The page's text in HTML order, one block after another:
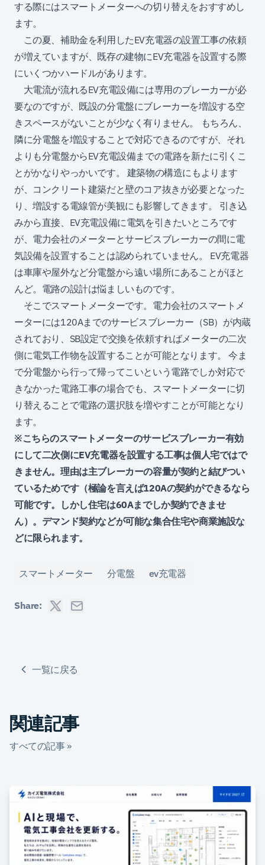
する際にはスマートメーターへの切り替えをおすすめし
ます。
この夏、補助金を利用したEV充電器の設置工事の依頼
が増えていますが、既存の建物にEV充電器を設置する際
にいくつかハードルがあります。
大電流が流れるEV充電設備には専用のブレーカーが必
要なのですが、既設の分電盤にブレーカーを増設する空
きスペースがないことが少なく有りません。 もちろん、
隣に分電盤を増設することで対応できるのですが、それ
よりも分電盤からEV充電設備までの電路を新たに引くこ
とがかなりやっかいです。 建築物の構造にもよります
が、コンクリート建築だと壁のコア抜きが必要となった
り、増設する電線管が美観にも影響してきます。 引き込
みから直接、EV充電設備に電気を引きたいところです
が、電力会社のメーターとサービスブレーカーの間に電
気設備を設置することは認められていません。 EV充電器
は車庫や屋外など分電盤から遠い場所にあることがほと
んど。電路の設計は悩ましいものです。
そこでスマートメーターです。電力会社のスマートメ
ーターには120Aまでのサービスブレーカー（SB）が内蔵
されており、SB設定で交換を依頼すればメーターの二次
側に電気工作物を設置することが可能となります。 今ま
で分電盤から行って帰ってこいという電路でしか対応で
きなかった電路工事の場合でも、スマートメーターに切
り替えることで電路の選択肢を増やすことが可能となり
ます。
※こちらのスマートメーターのサービスブレーカー有効
にして二次側にEV充電器を設置する工事は個人宅ではで
きません。理由は主ブレーカーの容量が契約と結びつい
ているためです（極論を言えば120Aの契約ができるなら
可能です。しかし住宅は60Aまでしか契約できませ
ん）。デマンド契約などが可能な集合住宅や商業施設な
どに限られます。
スマートメーター 分電盤 ev充電器
Share:
一覧に戻る
関連記事
すべての記事 »